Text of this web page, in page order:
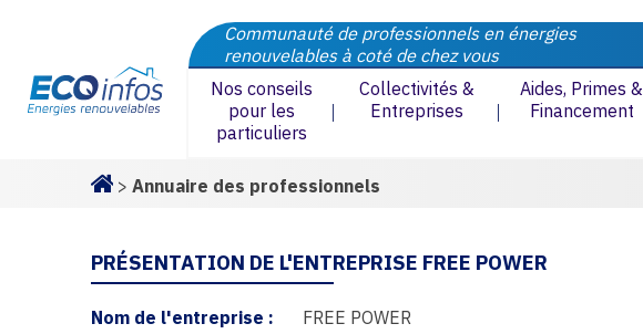
Communauté de professionnels en énergies
renouvelables à coté de chez vous
Nos conseils
pour les
particuliers
Collectivités &
Entreprises
Aides, Primes &
Financement
> Annuaire des professionnels
PRÉSENTATION DE L'ENTREPRISE FREE POWER
Nom de l'entreprise : FREE POWER